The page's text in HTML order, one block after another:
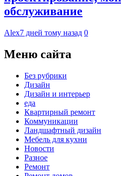
обслуживание
Alex7 дней тому назад 0
Меню сайта
Без рубрики
Дизайн
Дизайн и интерьер
еда
Квартирный ремонт
Коммуникации
Ландшафтный дизайн
Мебель для кухни
Новости
Разное
Ремонт